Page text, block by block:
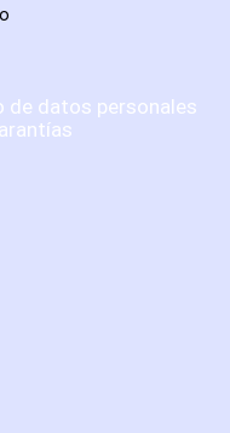
datos personales